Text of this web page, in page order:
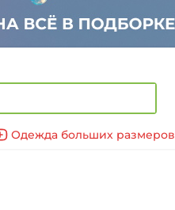
Одежда больших размеров